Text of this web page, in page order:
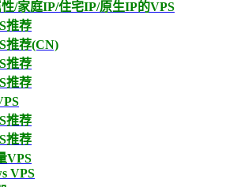
/家庭IP/住宅IP/原生IP的VPS
推荐
推荐(CN)
推荐
推荐
推荐
推荐
VPS
VPS